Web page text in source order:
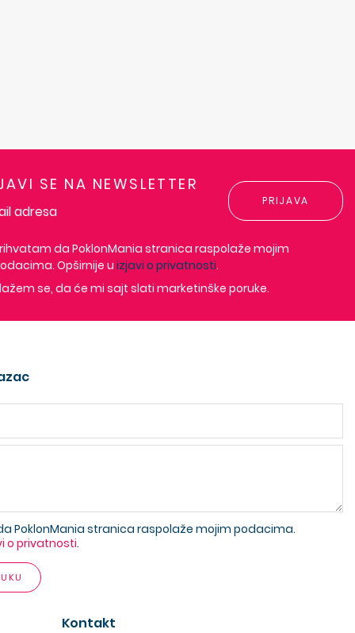
SE NA NEWSLETTER
PRIJAVA
da PoklonMania stranica raspolaže mojim
Opširnije uizjavi o privatnosti.
se, da će mi sajt slati marketinške poruke.
PoklonMania stranica raspolaže mojim podacima.
o privatnosti.
Kontakt